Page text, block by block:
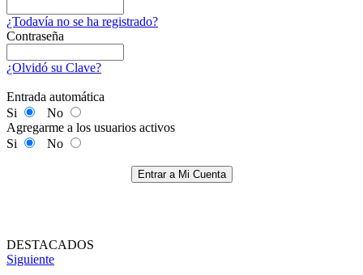
¿Todavía no se ha registrado?
Contraseña
¿Olvidó su Clave?
Entrada automática
Si
No
Agregarme a los usuarios activos
Si
No
Entrar a Mi Cuenta
DESTACADOS
Siguiente